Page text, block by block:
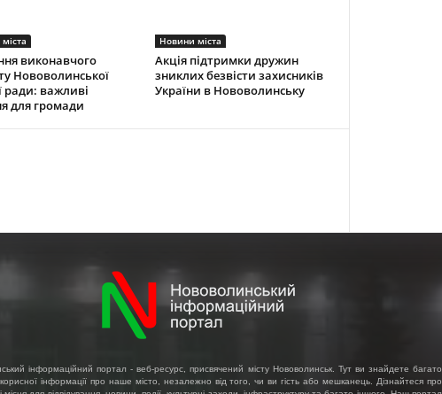
виконавчого
Нововолинської
ради: важливі
для громади
Новини міста
Акція підтримки дружин
зниклих безвісти захисників
України в Нововолинську
інформаційний портал - веб-ресурс, присвячений місту Нововолинськ. Тут ви знайдете багато
корисної інформації про наше місто, незалежно від того, чи ви гість або мешканець. Дізнайтеся про